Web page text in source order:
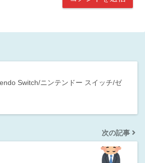
Switch/ニンテンドー スイッチ/ゼ
次の記事